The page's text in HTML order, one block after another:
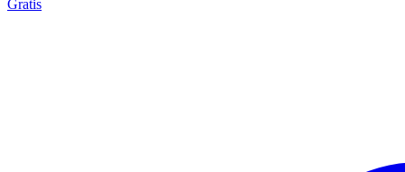
Gratis